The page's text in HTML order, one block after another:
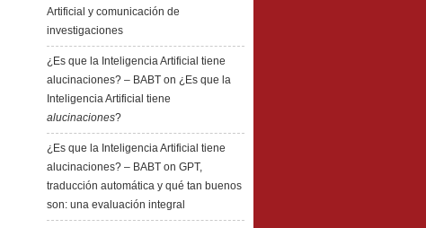
Artificial y comunicación de
investigaciones
¿Es que la Inteligencia Artificial tiene
alucinaciones? – BABT on ¿Es que la
Inteligencia Artificial tiene
alucinaciones?
¿Es que la Inteligencia Artificial tiene
alucinaciones? – BABT on GPT,
traducción automática y qué tan buenos
son: una evaluación integral